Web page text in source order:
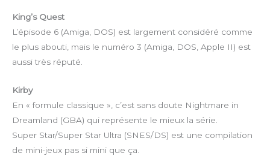
King’s Quest
L’épisode 6 (Amiga, DOS) est largement considéré comme
le plus abouti, mais le numéro 3 (Amiga, DOS, Apple II) est
aussi très réputé.
Kirby
En « formule classique », c’est sans doute Nightmare in
Dreamland (GBA) qui représente le mieux la série.
Super Star/Super Star Ultra (SNES/DS) est une compilation
de mini-jeux pas si mini que ça.